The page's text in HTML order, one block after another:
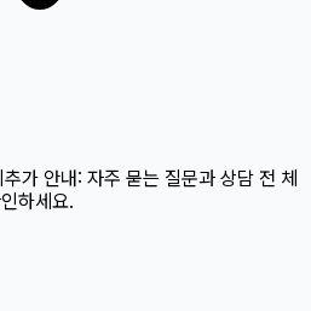
추가 안내: 자주 묻는 질문과 상담 전 체
하세요.